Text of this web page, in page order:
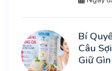
Bí
Câu
Giữ